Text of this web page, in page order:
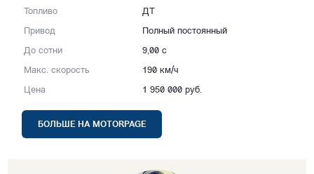
Топливо ДТ
Привод Полный постоянный
До сотни 9,00 с
Макс. скорость 190 км/ч
Цена 1 950 000 руб.
БОЛЬШЕ НА MOTORPAGE